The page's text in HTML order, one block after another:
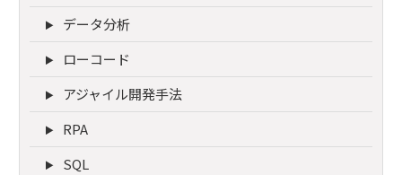
データ分析
ローコード
アジャイル開発手法
RPA
SQL